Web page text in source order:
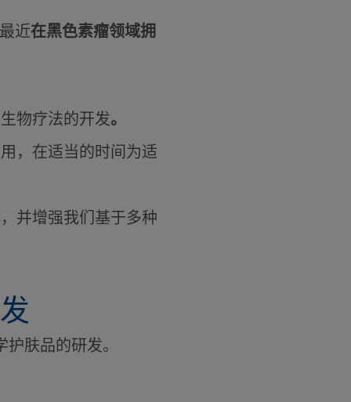
近在黑色素瘤领域拥
物疗法的开发。
，在适当的时间为适
并增强我们基于多种
肤品的研发。